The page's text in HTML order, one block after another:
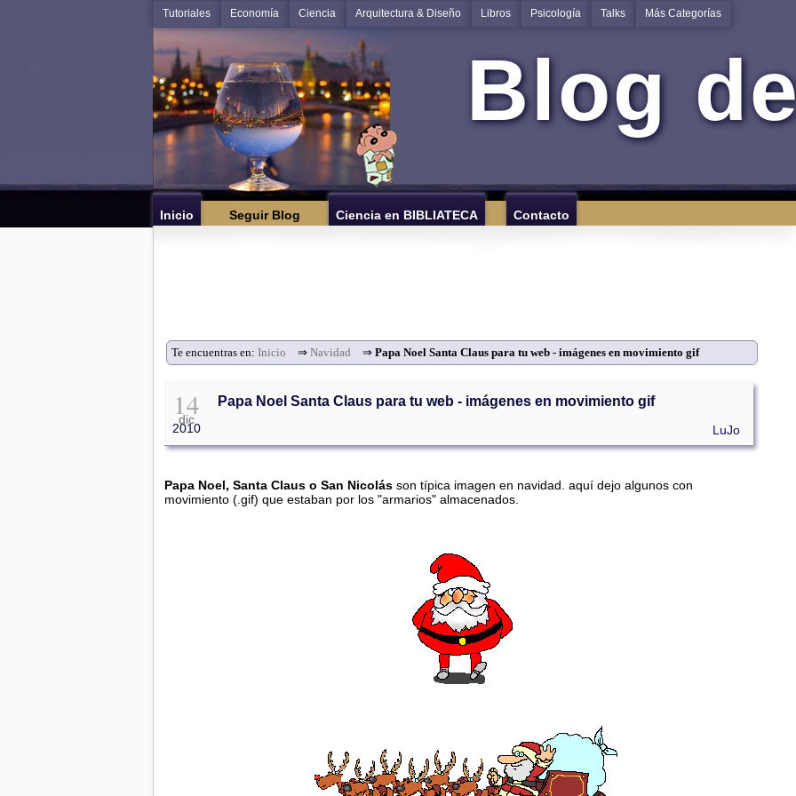
Tutoriales Economía Ciencia Arquitectura & Diseño Libros Psicología Talks Más Categorías
Blog
Inicio Seguir Blog Ciencia en BIBLIATECA Contacto
Te encuentras en: Inicio ⇒ Navidad ⇒ Papa Noel Santa Claus para tu web - imágenes en movimiento gif
14
dic
2010
Papa Noel Santa Claus para tu web - imágenes en movimiento gif
LuJo
Papa Noel, Santa Claus o San Nicolás son típica imagen en navidad. aquí dejo algunos con
movimiento (.gif) que estaban por los "armarios" almacenados.